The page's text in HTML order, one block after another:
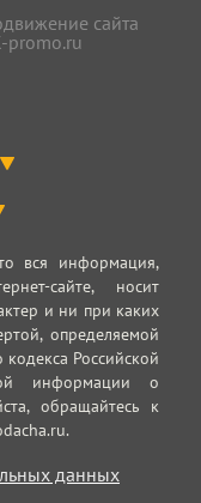
сайта
promo.ru
вся информация,
сайте, носит
и ни при каких
определяемой
Российской
информации о
обращайтесь к
данных